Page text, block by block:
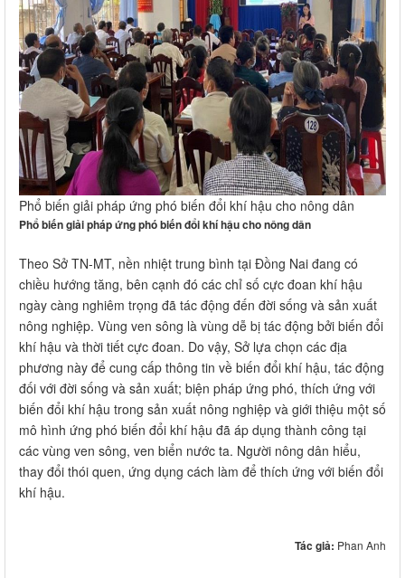
Phổ biến giải pháp ứng phó biến đổi khí hậu cho nông dân
Phổ biến giải pháp ứng phó biến đổi khí hậu cho nông dân
Theo Sở TN-MT, nền nhiệt tr​ung bình tại Đồng Nai đang có
chiều hướng tăng, bên cạnh đó các chỉ số cực đoan khí hậu
ngày càng nghiêm trọng đã tác động đến đời sống và sản xuất
nông nghiệp. Vùng ven sông là vùng dễ bị tác động bởi biến đổi
khí hậu và thời tiết cực đoan. Do vậy, Sở lựa chọn các địa
phương này để cung cấp thông tin về biến đổi khí hậu, tác động
đối với đời sống và sản xuất; biện pháp ứng phó, thích ứng với
biến đổi khí hậu trong sản xuất nông nghiệp và giới thiệu một số
mô hình ứng phó biến đổi khí hậu đã áp dụng thành công tại
các vùng ven sông, ven biển nước ta. Người nông dân hiểu,
thay đổi thói quen, ứng dụng cách làm để thích ứng với biến đổi
khí hậu.
Tác giả: Phan Anh